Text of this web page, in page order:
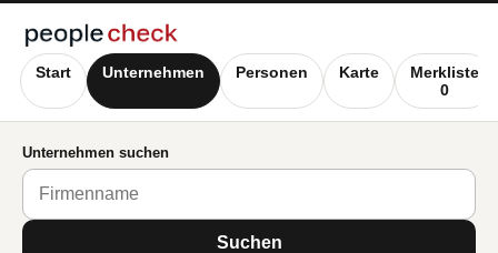
Start Unternehmen Personen Karte
Merkliste
0
Unternehmen suchen
Suchen